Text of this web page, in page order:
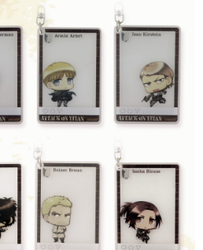
後付」後，將跳轉至「AFTEE先享後付」
額後，即可完成結帳。
費通知簡訊。
點擊此簡訊中的連結，可透過四大超商／
付款，方視為交易完成。
立刻繳費，但若您需要取消訂單，請聯絡
消之訂單仍視為有效，需透過AFTEE先享
後付 」之結帳頁面顯示為準，若有關於
款等相關疑問，請聯繫「AFTEE先享後付
support/home
提供之「AFTEE先享後付」服務完成之交
個人資料，並將交易相關給付款項請求債
上)免運費
)免運費
上)免運費
上)免運費
上)免運費
查看運費